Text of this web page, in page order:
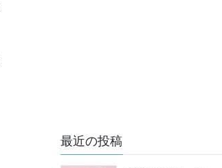
最近の投稿